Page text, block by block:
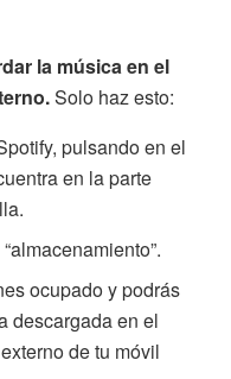
la música en el
Solo haz esto:
pulsando en el
en la parte
ocupado y podrás
descargada en el
de tu móvil